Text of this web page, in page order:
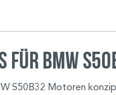
BMW
S50B32 Motoren